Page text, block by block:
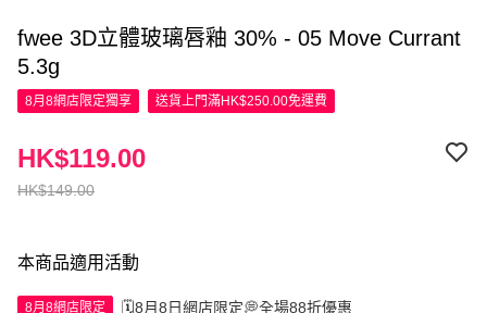
fwee 3D立體玻璃唇釉 30% - 05 Move Currant
5.3g
8月8網店限定獨享 送貨上門滿HK$250.00免運費
HK$149.00
HK$119.00
本商品適用活動
8月8網店限定 🗓️8月8日網店限定💭全場88折優惠